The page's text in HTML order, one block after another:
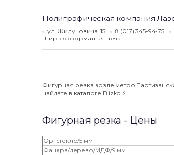
Полиграфическая компания
ул. Жилуновича, 15 8 (017) 345-94-75
Широкоформатная печать.
Фигурная резка возле метро
найдёте в каталоге Blizko ⚡️
Фигурная резка - Цены
Оргстекло/5 мм
Фанера/дерево/МДФ/9 мм